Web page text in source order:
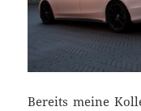
Bereits meine